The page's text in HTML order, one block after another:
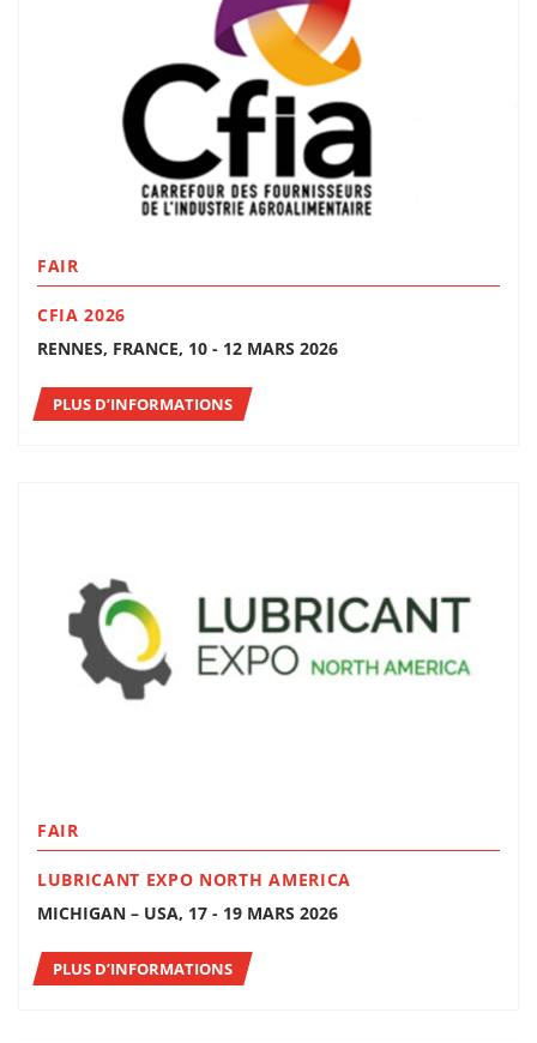
FAIR
CFIA 2026
RENNES, FRANCE, 10 - 12 MARS 2026
PLUS D’INFORMATIONS
FAIR
LUBRICANT EXPO NORTH AMERICA
MICHIGAN – USA, 17 - 19 MARS 2026
PLUS D’INFORMATIONS